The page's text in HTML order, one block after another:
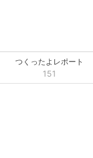
つくったよレポート
151